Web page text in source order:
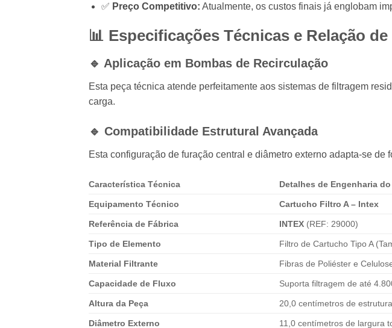
✅ Preço Competitivo: Atualmente, os custos finais já englobam
📊 Especificações Técnicas e Relação
🔹 Aplicação em Bombas de Recirculação
Esta peça técnica atende perfeitamente aos sistemas de filtragem
carga.
🔹 Compatibilidade Estrutural Avançada
Esta configuração de furação central e diâmetro externo adapta-se
Característica Técnica Detalhes de Engenharia
Equipamento Técnico Cartucho Filtro A – Intex
Referência de Fábrica INTEX (REF: 29000)
Tipo de Elemento Filtro de Cartucho Tipo A
Material Filtrante Fibras de Poliéster e
Capacidade de Fluxo Suporta filtragem de até
Altura da Peça 20,0 centímetros de
Diâmetro Externo 11,0 centímetros de largura